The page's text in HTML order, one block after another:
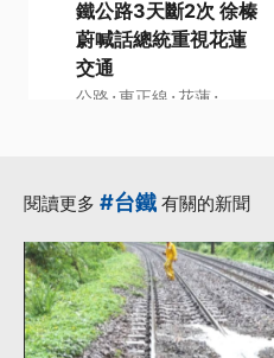
鐵公路3天斷2次 徐榛
蔚喊話總統重視花蓮
交通
公路 ·東正線 · 花蓮·
閱讀更多 #台鐵 有關的新聞